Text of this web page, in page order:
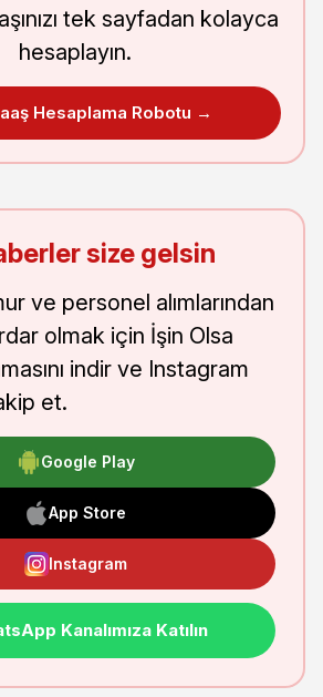
tek sayfadan kolayca
hesaplayın.
Hesaplama Robotu →
size gelsin
ve personel alımlarından
olmak için İşin Olsa
indir ve Instagram
et.
Google Play
App Store
Instagram
Kanalımıza Katılın